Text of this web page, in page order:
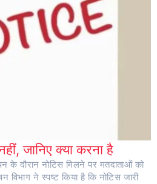
जानिए क्या करना है
के दौरान नोटिस मिलने पर मतदाताओं को
विभाग ने स्पष्ट किया है कि नोटिस जारी